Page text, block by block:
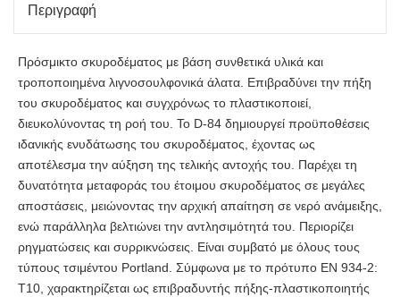
Περιγραφή
Πρόσμικτο σκυροδέματος με βάση συνθετικά υλικά και
τροποποιημένα λιγνοσουλφονικά άλατα. Επιβραδύνει την πήξη
του σκυροδέματος και συγχρόνως το πλαστικοποιεί,
διευκολύνοντας τη ροή του. Το D-84 δημιουργεί προϋποθέσεις
ιδανικής ενυδάτωσης του σκυροδέματος, έχοντας ως
αποτέλεσμα την αύξηση της τελικής αντοχής του. Παρέχει τη
δυνατότητα μεταφοράς του έτοιμου σκυροδέματος σε μεγάλες
αποστάσεις, μειώνοντας την αρχική απαίτηση σε νερό ανάμειξης,
ενώ παράλληλα βελτιώνει την αντλησιμότητά του. Περιορίζει
ρηγματώσεις και συρρικνώσεις. Είναι συμβατό με όλους τους
τύπους τσιμέντου Portland. Σύμφωνα με το πρότυπο ΕΝ 934-2:
Τ10, χαρακτηρίζεται ως επιβραδυντής πήξης-πλαστικοποιητής